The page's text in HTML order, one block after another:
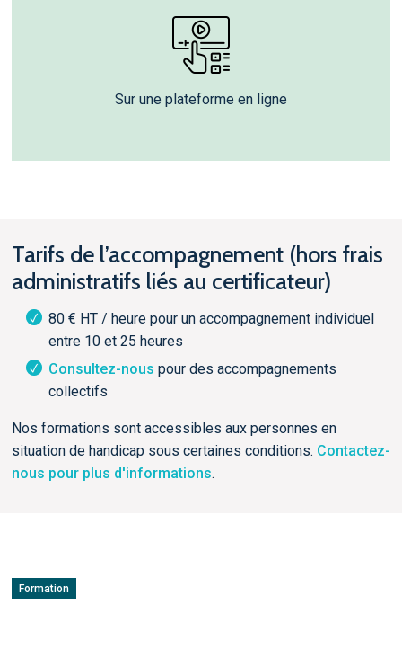
Sur une plateforme en ligne
Tarifs de l’accompagnement (hors frais
administratifs liés au certificateur)
80 € HT / heure pour un accompagnement individuel
entre 10 et 25 heures
Consultez-nous pour des accompagnements
collectifs
Nos formations sont accessibles aux personnes en
situation de handicap sous certaines conditions. Contactez-
nous pour plus d'informations.
Formation